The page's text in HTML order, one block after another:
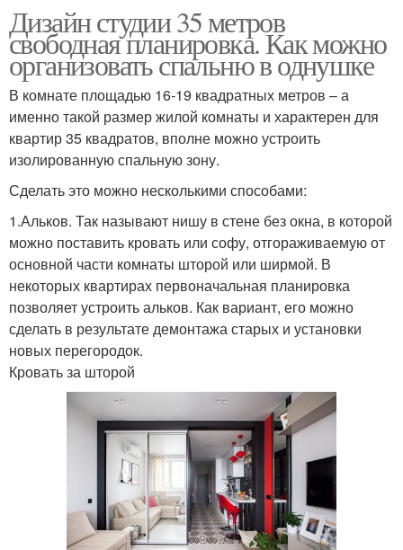
Дизайн студии 35 метров
свободная планировка. Как можно
организовать спальню в однушке
В комнате площадью 16-19 квадратных метров – а
именно такой размер жилой комнаты и характерен для
квартир 35 квадратов, вполне можно устроить
изолированную спальную зону.
Сделать это можно несколькими способами:
1.Альков. Так называют нишу в стене без окна, в которой
можно поставить кровать или софу, отгораживаемую от
основной части комнаты шторой или ширмой. В
некоторых квартирах первоначальная планировка
позволяет устроить альков. Как вариант, его можно
сделать в результате демонтажа старых и установки
новых перегородок.
Кровать за шторой